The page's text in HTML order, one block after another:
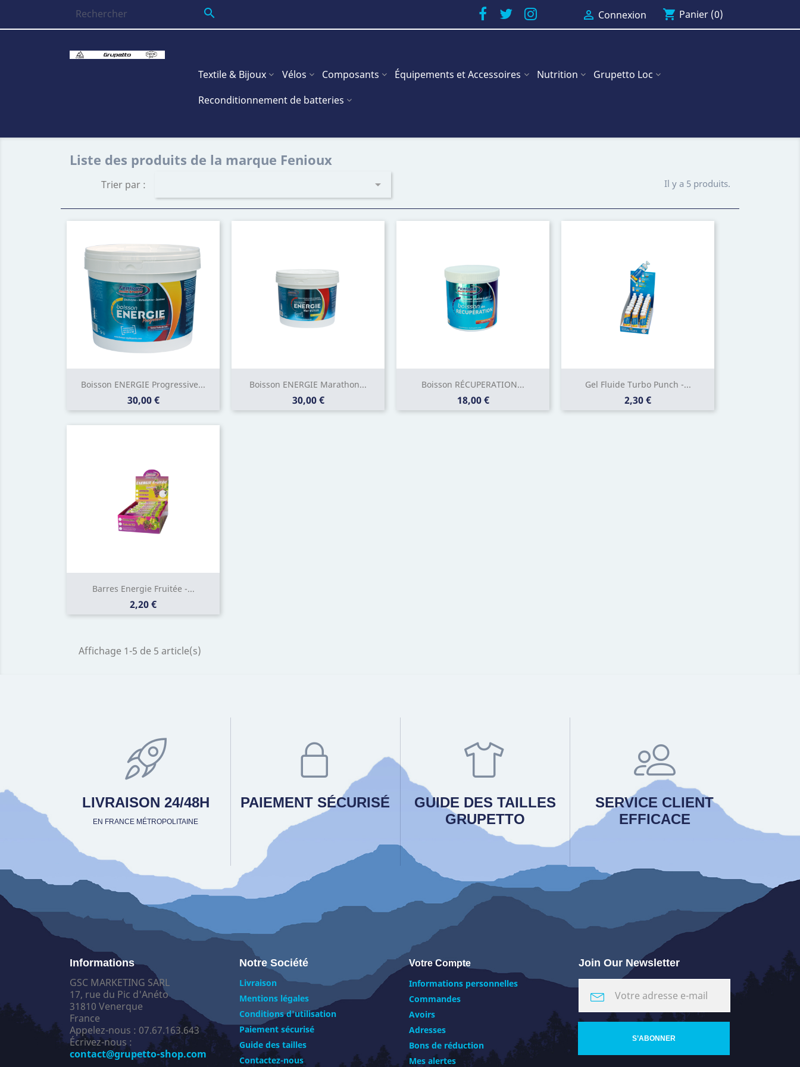
  Connexion shopping_cart Panier (0)
Textile & Bijoux Vélos Composants Équipements et Accessoires Nutrition
Grupetto Loc
Reconditionnement de batteries
Liste des produits de la marque Fenioux
Trier par :  Il y a 5 produits.
Boisson ENERGIE Progressive...
Prix
30,00 €
Boisson ENERGIE Marathon...
Prix
30,00 €
Boisson RÉCUPERATION...
Prix
18,00 €
Gel Fluide Turbo Punch -...
Prix
2,30 €
Barres Energie Fruitée -...
Prix
2,20 €
Affichage 1-5 de 5 article(s)
LIVRAISON 24/48H
EN FRANCE MÉTROPOLITAINE
PAIEMENT SÉCURISÉ
GUIDE DES TAILLES
GRUPETTO
SERVICE CLIENT
EFFICACE
Informations
GSC MARKETING SARL
17, rue du Pic d'Anéto
31810 Venerque
France
Appelez-nous : 07.67.163.643
Écrivez-nous :
contact@grupetto-shop.com
Notre Société
Livraison
Mentions légales
Conditions d'utilisation
Paiement sécurisé
Guide des tailles
Contactez-nous
Votre Compte
Informations personnelles
Commandes
Avoirs
Adresses
Bons de réduction
Mes alertes
Join Our Newsletter